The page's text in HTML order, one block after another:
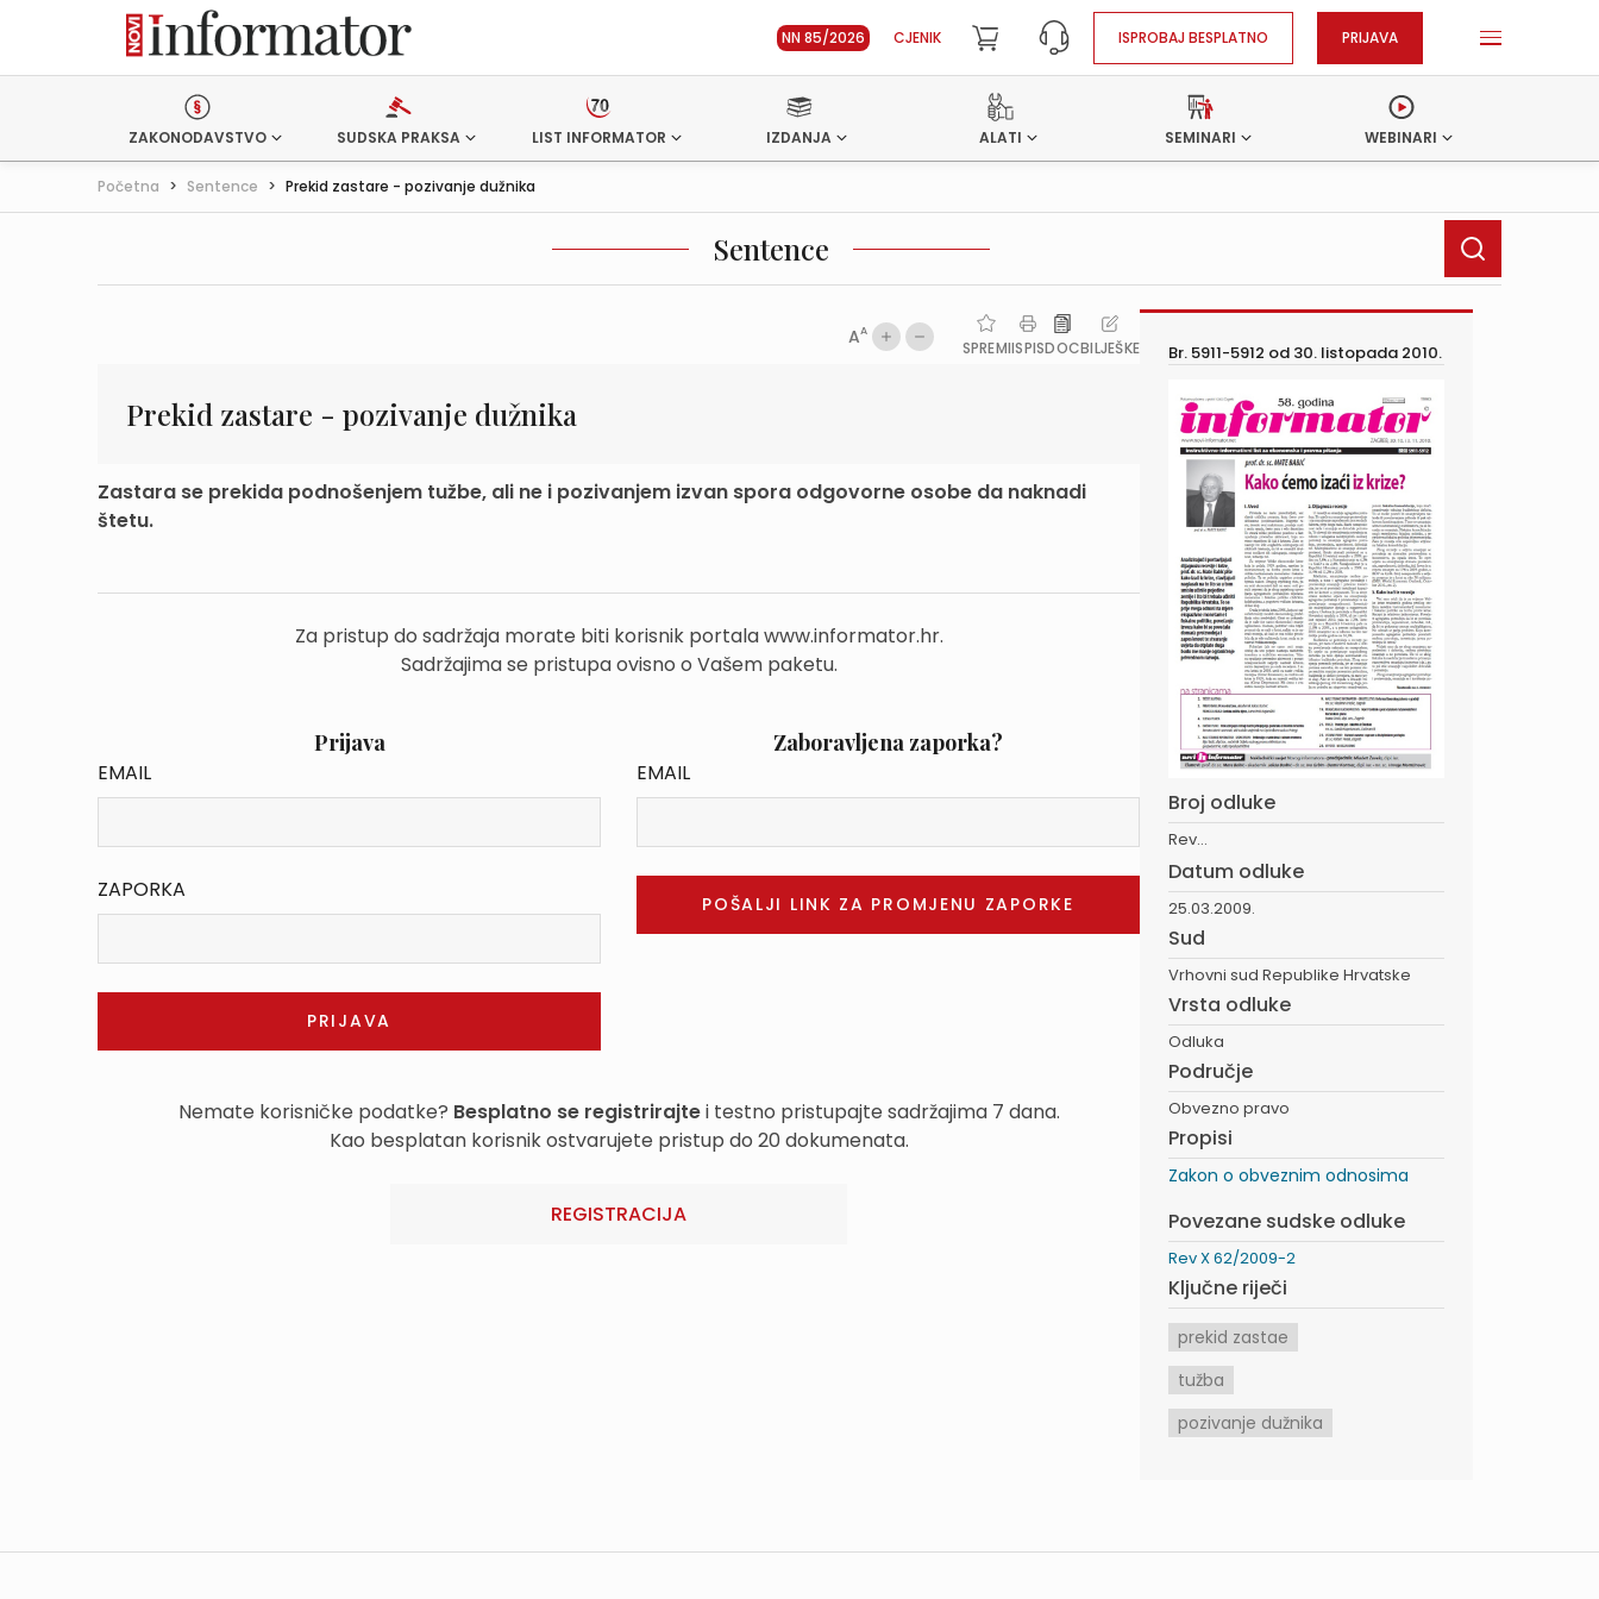
NN 85/2026 CJENIK ISPROBAJ BESPLATNO PRIJAVA
ZAKONODAVSTVO SUDSKA PRAKSA LIST INFORMATOR IZDANJA ALATI SEMINARI WEBINARI
Početna > Sentence > Prekid zastare - pozivanje dužnika
Sentence
AA
SPREMIISPISDOCBILJEŠKE
Prekid zastare - pozivanje dužnika
Zastara se prekida podnošenjem tužbe, ali ne i pozivanjem izvan spora odgovorne osobe da naknadi
štetu.
Za pristup do sadržaja morate biti korisnik portala www.informator.hr.
Sadržajima se pristupa ovisno o Vašem paketu.
Prijava
EMAIL
ZAPORKA
Zaboravljena zaporka?
EMAIL
Nemate korisničke podatke? Besplatno se registrirajtei testno pristupajte sadržajima 7 dana.
Kao besplatan korisnik ostvarujete pristup do 20 dokumenata.
REGISTRACIJA
Br. 5911-5912 od 30. listopada 2010.
Broj odluke
Rev...
Datum odluke
25.03.2009.
Sud
Vrhovni sud Republike Hrvatske
Vrsta odluke
Odluka
Područje
Obvezno pravo
Propisi
Zakon o obveznim odnosima
Povezane sudske odluke
Rev X 62/2009-2
Ključne riječi
prekid zastae
tužba
pozivanje dužnika